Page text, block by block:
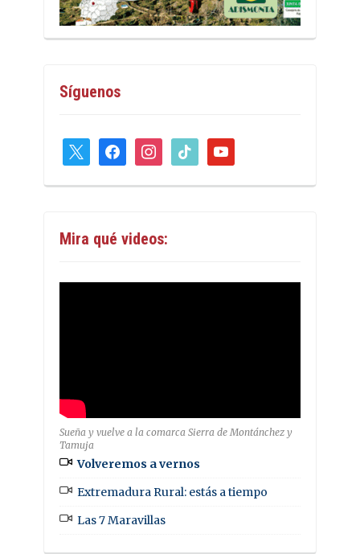
Síguenos
facebookinstagram
tiktok youtube
Mira qué videos:
Sueña y vuelve a la comarca Sierra de Montánchez y
Tamuja
Volveremos a vernos
Extremadura Rural: estás a tiempo
Las 7 Maravillas